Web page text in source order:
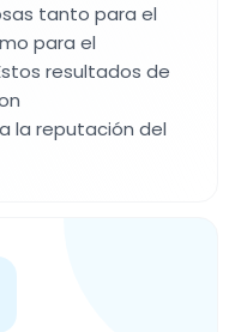
tanto para el
para el
resultados de
la reputación del